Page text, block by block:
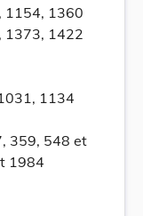
1154, 1360
1373, 1422
1134
359, 548 et
1984